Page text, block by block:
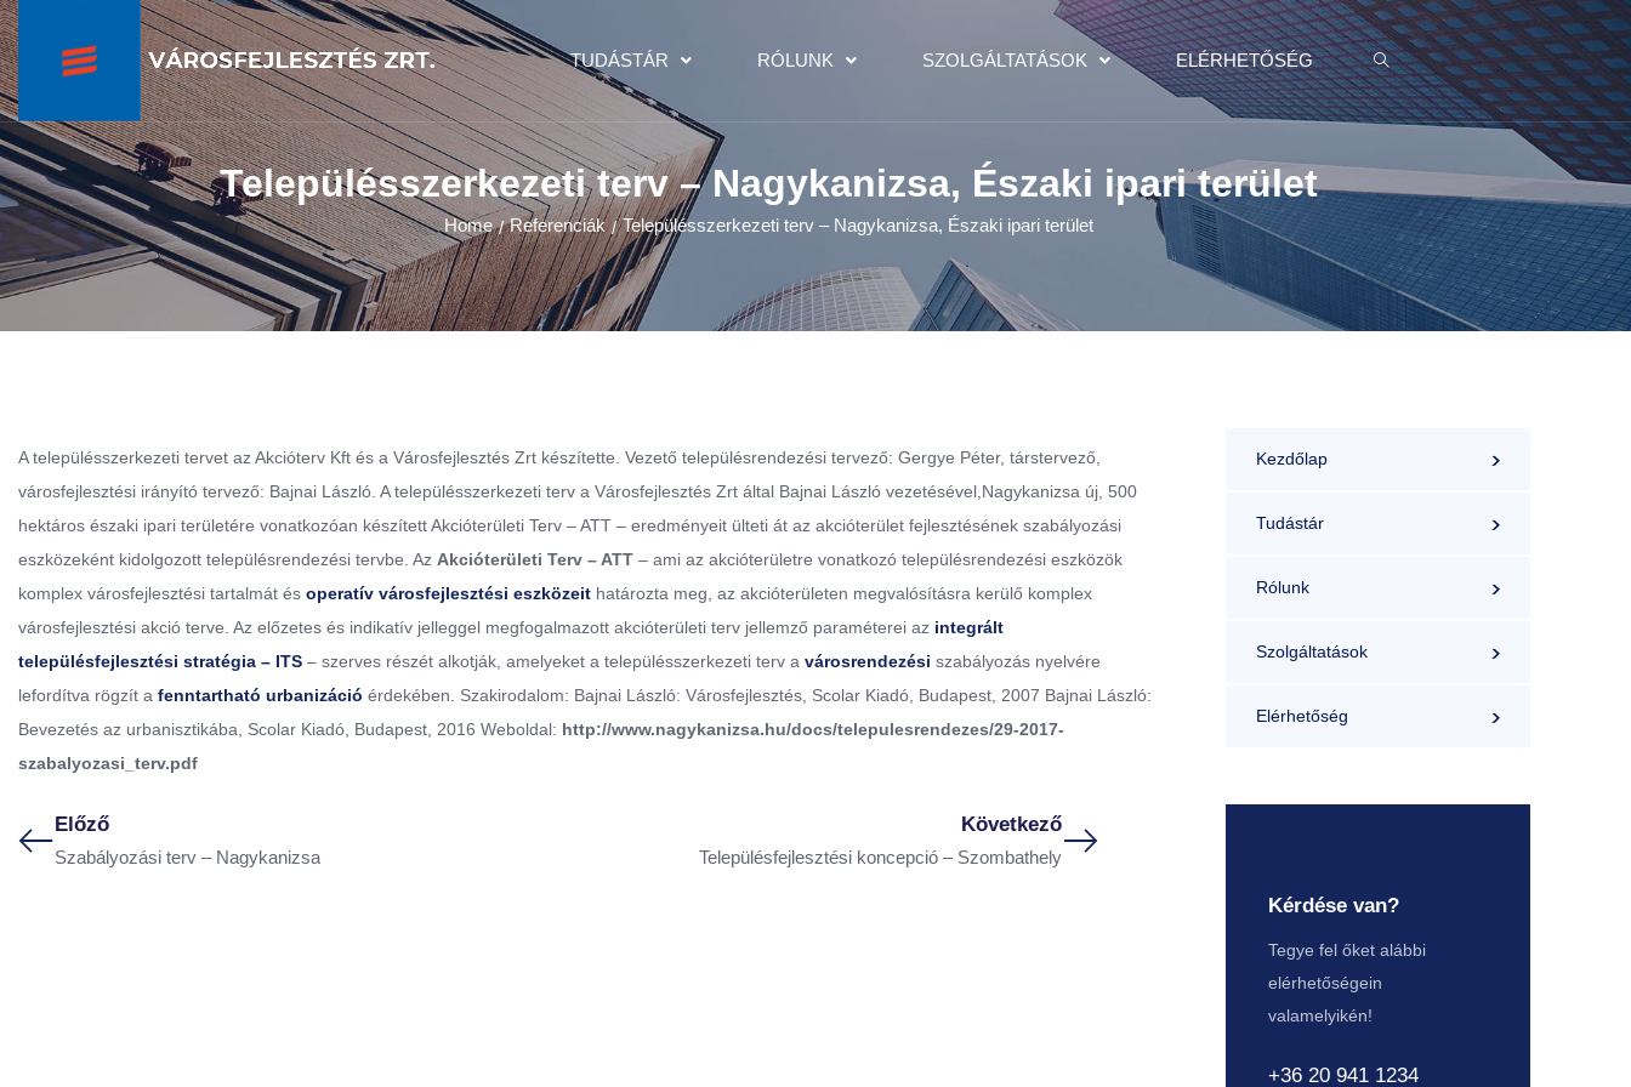
TUDÁSTÁR RÓLUNK SZOLGÁLTATÁSOK ELÉRHETŐSÉG
Településszerkezeti terv – Nagykanizsa, Északi ipari terület
Home / Referenciák / Településszerkezeti terv – Nagykanizsa, Északi ipari terület
A településszerkezeti tervet az Akcióterv Kft és a Városfejlesztés Zrt készítette. Vezető településrendezési tervező: Gergye Péter, társtervező,
városfejlesztési irányító tervező: Bajnai László. A településszerkezeti terv a Városfejlesztés Zrt által Bajnai László vezetésével,Nagykanizsa új, 500
hektáros északi ipari területére vonatkozóan készített Akcióterületi Terv – ATT – eredményeit ülteti át az akcióterület fejlesztésének szabályozási
eszközeként kidolgozott településrendezési tervbe. Az Akcióterületi Terv – ATT – ami az akcióterületre vonatkozó településrendezési eszközök
komplex városfejlesztési tartalmát és operatív városfejlesztési eszközeit határozta meg, az akcióterületen megvalósításra kerülő komplex
városfejlesztési akció terve. Az előzetes és indikatív jelleggel megfogalmazott akcióterületi terv jellemző paraméterei az integrált
településfejlesztési stratégia – ITS – szerves részét alkotják, amelyeket a településszerkezeti terv a városrendezési szabályozás nyelvére
lefordítva rögzít a fenntartható urbanizáció érdekében. Szakirodalom: Bajnai László: Városfejlesztés, Scolar Kiadó, Budapest, 2007 Bajnai László:
Bevezetés az urbanisztikába, Scolar Kiadó, Budapest, 2016 Weboldal: http://www.nagykanizsa.hu/docs/telepulesrendezes/29-2017-
szabalyozasi_terv.pdf
Előző
Szabályozási terv – Nagykanizsa
Következő
Településfejlesztési koncepció – Szombathely
Kezdőlap
Tudástár
Rólunk
Szolgáltatások
Elérhetőség
Kérdése van?
Tegye fel őket alábbi
elérhetőségein
valamelyikén!
+36 20 941 1234